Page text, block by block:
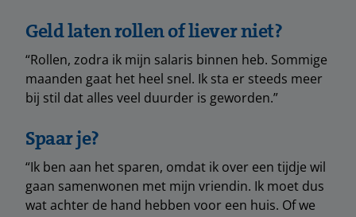
Geld laten rollen of liever niet?
“Rollen, zodra ik mijn salaris binnen heb. Sommige
maanden gaat het heel snel. Ik sta er steeds meer
bij stil dat alles veel duurder is geworden.”
Spaar je?
“Ik ben aan het sparen, omdat ik over een tijdje wil
gaan samenwonen met mijn vriendin. Ik moet dus
wat achter de hand hebben voor een huis. Of we